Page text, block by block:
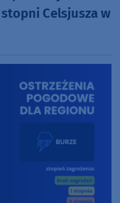
Celsjusza w